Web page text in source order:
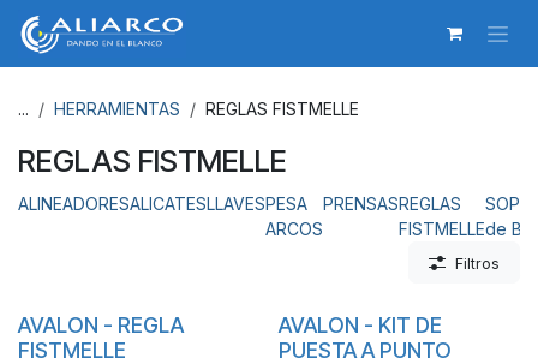
Ir al contenido
... HERRAMIENTAS REGLAS FISTMELLE
REGLAS FISTMELLE
ALINEADORESALICATESLLAVESPESA
ARCOS
PRENSASREGLAS
FISTMELLEde
Filtros
AVALON - REGLA
FISTMELLE
AVALON - KIT DE
PUESTA A PUNTO